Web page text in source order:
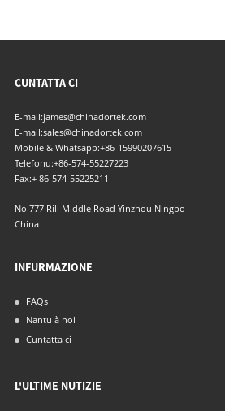
CUNTATTA CI
E-mail:james@chinadortek.com
E-mail:sales@chinadortek.com
Mobile & Whatsapp:+86-15990207615
Telefonu:+86-574-55227223
Fax:+ 86-574-55225211
No 777 Rili Middle Road Yinzhou Ningbo
China
INFURMAZIONE
FAQs
Nantu à noi
Cuntatta ci
L'ULTIME NUTIZIE